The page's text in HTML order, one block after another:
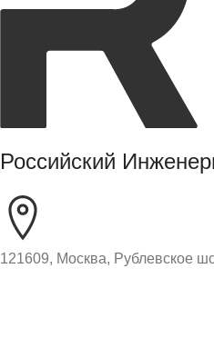
Российский
121609, Москва, Рублевское